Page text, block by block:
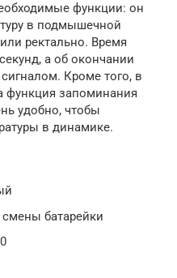
функции: он
в подмышечной
ректально. Время
а об окончании
Кроме того, в
функция запоминания
удобно, чтобы
в динамике.
батарейки